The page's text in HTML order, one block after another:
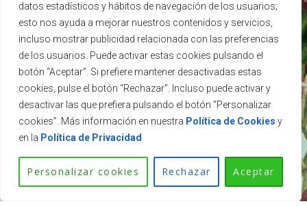
datos estadísticos y hábitos de navegación de los usuarios;
esto nos ayuda a mejorar nuestros contenidos y servicios,
incluso mostrar publicidad relacionada con las preferencias
de los usuarios. Puede activar estas cookies pulsando el
botón “Aceptar”. Si prefiere mantener desactivadas estas
cookies, pulse el botón “Rechazar”. Incluso puede activar y
desactivar las que prefiera pulsando el botón “Personalizar
cookies”. Más información en nuestra Política de Cookies y
en la Política de Privacidad
Personalizar cookies Rechazar Aceptar
TÉLÉCHARGER